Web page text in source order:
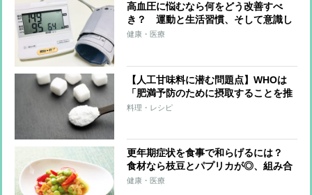
高血圧に悩むなら何をどう改善すべ
き？ 運動と生活習慣、そして意識し
てとりたい食材
健康・医療
【人工甘味料に潜む問題点】WHOは
「肥満予防のために摂取することを推
奨しない」の指針 脳卒中や高血圧の
料理・レシピ
更年期症状を食事で和らげるには？
食材なら枝豆とパプリカが◎、組み合
わせレシピも紹介
健康・医療